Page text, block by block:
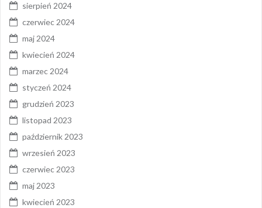
sierpień 2024
czerwiec 2024
maj 2024
kwiecień 2024
marzec 2024
styczeń 2024
grudzień 2023
listopad 2023
październik 2023
wrzesień 2023
czerwiec 2023
maj 2023
kwiecień 2023